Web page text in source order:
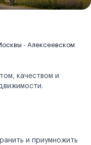
- Алексеевском
качеством и
и приумножить